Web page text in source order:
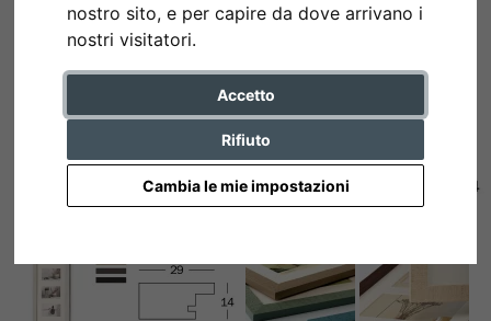
nostro sito, e per capire da dove arrivano i
nostri visitatori.
Accetto
Rifiuto
Cambia le mie impostazioni